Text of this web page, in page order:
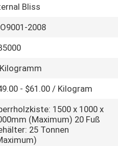
Bliss
2008
- $61.00 / Kilogram
1500 x 1000 x
(Maximum) 20 Fuß
25 Tonnen